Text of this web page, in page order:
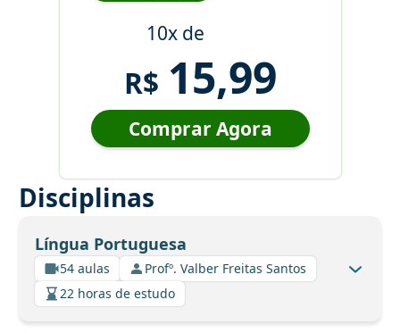
10x de
R$ 15,99
Comprar Agora
Disciplinas
Língua Portuguesa
54 aulas
Profº. Valber Freitas Santos
22 horas de estudo